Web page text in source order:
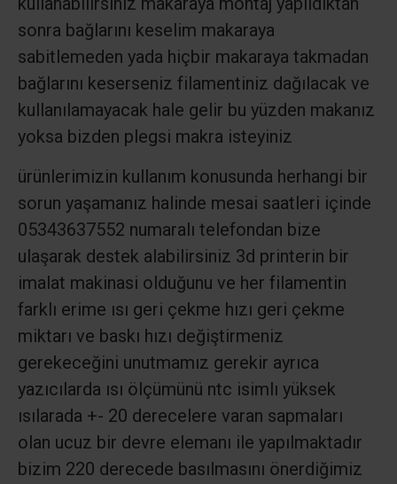
sonra bağlarını keselim makaraya
sabitlemeden yada hiçbir makaraya takmadan
bağlarını keserseniz filamentiniz dağılacak ve
kullanılamayacak hale gelir bu yüzden makanız
yoksa bizden plegsi makra isteyiniz
ürünlerimizin kullanım konusunda herhangi bir
sorun yaşamanız halinde mesai saatleri içinde
05343637552 numaralı telefondan bize
ulaşarak destek alabilirsiniz 3d printerin bir
imalat makinasi olduğunu ve her filamentin
farklı erime ısı geri çekme hızı geri çekme
miktarı ve baskı hızı değiştirmeniz
gerekeceğini unutmamız gerekir ayrıca
yazıcılarda ısı ölçümünü ntc isimlı yüksek
ısılarada +- 20 derecelere varan sapmaları
olan ucuz bir devre elemanı ile yapılmaktadır
bizim 220 derecede basılmasını önerdiğimiz